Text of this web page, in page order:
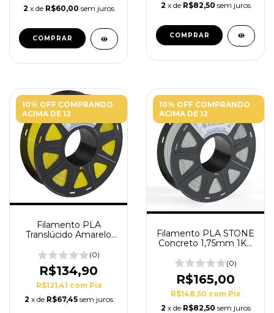
2 x de R$60,00 sem juros
2 x de R$82,50 sem juros
10% OFF COMPRANDO
ACIMA DE 12
Filamento PLA
Translúcido Amarelo
(0)
R$134,90
R$121,41 com Pix
2 x de R$67,45 sem juros
10% OFF COMPRANDO
ACIMA DE 12
Filamento PLA STONE
Concreto 1,75mm 1Kg
(0)
R$165,00
R$148,50 com Pix
2 x de R$82,50 sem juros